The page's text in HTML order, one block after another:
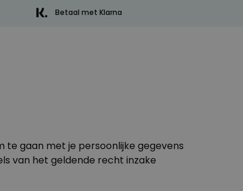
Betaal met Klarna
te gaan met je persoonlijke gegevens
van het geldende recht inzake